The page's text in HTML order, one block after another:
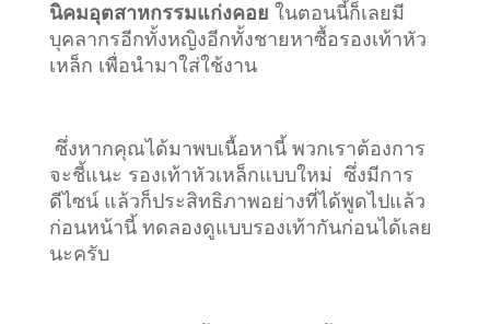
นิคมอุตสาหกรรมแก่งคอย ในตอนนี้ก็เลยมี
บุคลากรอีกทั้งหญิงอีกทั้งชายหาซื้อรองเท้าหัว
เหล็ก เพื่อนำมาใส่ใช้งาน
ซึ่งหากคุณได้มาพบเนื้อหานี้ พวกเราต้องการ
จะชี้แนะ รองเท้าหัวเหล็กแบบใหม่ ซึ่งมีการ
ดีไซน์ แล้วก็ประสิทธิภาพอย่างที่ได้พูดไปแล้ว
ก่อนหน้านี้ ทดลองดูแบบรองเท้ากันก่อนได้เลย
นะครับ